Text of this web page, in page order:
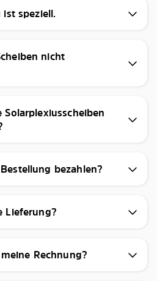
ist speziell.
nicht
bezahlen?
Lieferung?
Rechnung?